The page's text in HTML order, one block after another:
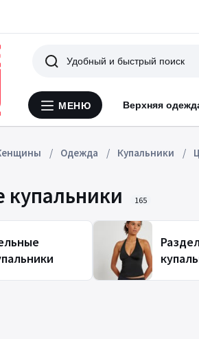
Меню
МЕНЮ Верхняя
Поиск
Одежда Купальники
купальники 165